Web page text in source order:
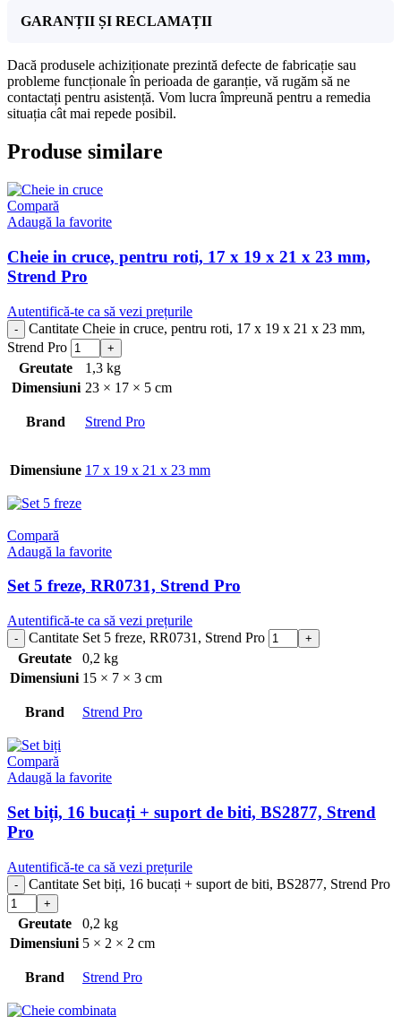
GARANȚII ȘI RECLAMAȚII
Dacă produsele achiziționate prezintă defecte de fabricație sau
probleme funcționale în perioada de garanție, vă rugăm să ne
contactați pentru asistență. Vom lucra împreună pentru a remedia
situația cât mai repede posibil.
Produse similare
Compară
Adaugă la favorite
Cheie in cruce, pentru roti, 17 x 19 x 21 x 23 mm,
Strend Pro
Autentifică-te ca să vezi prețurile
Cantitate Cheie in cruce, pentru roti, 17 x 19 x 21 x 23 mm,
Strend Pro
Greutate
1,3 kg
Dimensiuni 23 × 17 × 5 cm
Brand Strend Pro
Dimensiune 17 x 19 x 21 x 23 mm
Compară
Adaugă la favorite
Set 5 freze, RR0731, Strend Pro
Autentifică-te ca să vezi prețurile
Cantitate Set 5 freze, RR0731, Strend Pro
Greutate
0,2 kg
Dimensiuni 15 × 7 × 3 cm
Brand Strend Pro
Compară
Adaugă la favorite
Set biți, 16 bucați + suport de biti, BS2877, Strend
Pro
Autentifică-te ca să vezi prețurile
Cantitate Set biți, 16 bucați + suport de biti, BS2877, Strend Pro
Greutate
0,2 kg
Dimensiuni 5 × 2 × 2 cm
Brand Strend Pro